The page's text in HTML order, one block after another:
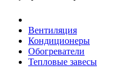
Вентиляция
Кондиционеры
Обогреватели
Тепловые завесы